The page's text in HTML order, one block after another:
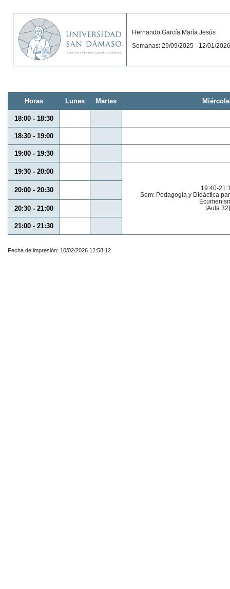
Hernando García María Jesús
Semanas: 29/09/2025 - 12/01/2026
Horas Lunes Martes
18:00 - 18:30
18:30 - 19:00
19:00 - 19:30
19:30 - 20:00
19:40-
Sem: Pedagogía y Didáctica
[Aula 32]
20:00 - 20:30
20:30 - 21:00
21:00 - 21:30
Fecha de impresión: 10/02/2026 12:58:12